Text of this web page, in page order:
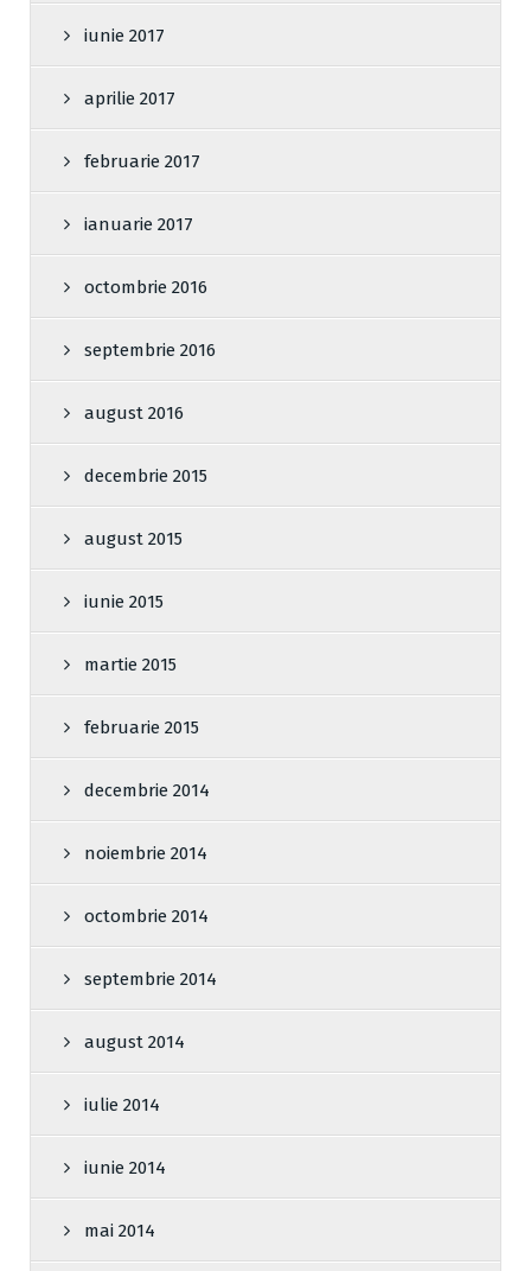
iunie 2017
aprilie 2017
februarie 2017
ianuarie 2017
octombrie 2016
septembrie 2016
august 2016
decembrie 2015
august 2015
iunie 2015
martie 2015
februarie 2015
decembrie 2014
noiembrie 2014
octombrie 2014
septembrie 2014
august 2014
iulie 2014
iunie 2014
mai 2014